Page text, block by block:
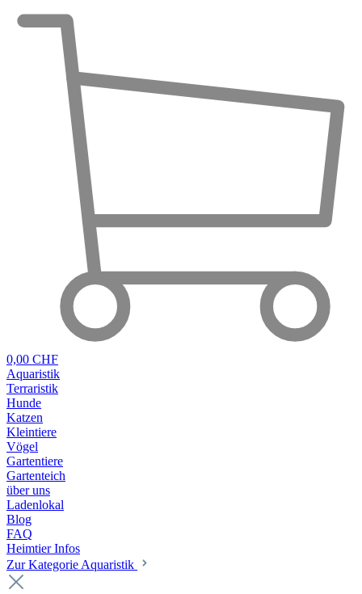
0,00 CHF
Aquaristik
Terraristik
Hunde
Katzen
Kleintiere
Vögel
Gartentiere
Gartenteich
über uns
Ladenlokal
Blog
FAQ
Heimtier Infos
Zur Kategorie Aquaristik